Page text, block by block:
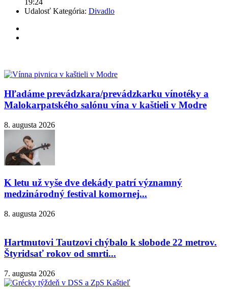
Udalosť Kategória: Divadlo
Hľadáme prevádzkara/prevádzkarku vínotéky a
Malokarpatského salónu vína v kaštieli v Modre
8. augusta 2026
K letu už vyše dve dekády patrí významný
medzinárodný festival komornej...
8. augusta 2026
Hartmutovi Tautzovi chýbalo k slobode 22 metrov.
Štyridsať rokov od smrti...
7. augusta 2026